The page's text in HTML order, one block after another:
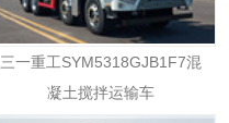
三一重工SYM5318GJB1F7混
凝土搅拌运输车